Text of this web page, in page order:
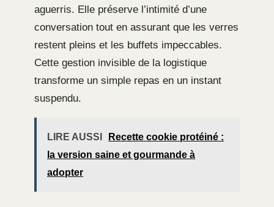
aguerris. Elle préserve l’intimité d’une
conversation tout en assurant que les verres
restent pleins et les buffets impeccables.
Cette gestion invisible de la logistique
transforme un simple repas en un instant
suspendu.
LIRE AUSSI
Recette cookie protéiné :
la version saine et gourmande à
adopter